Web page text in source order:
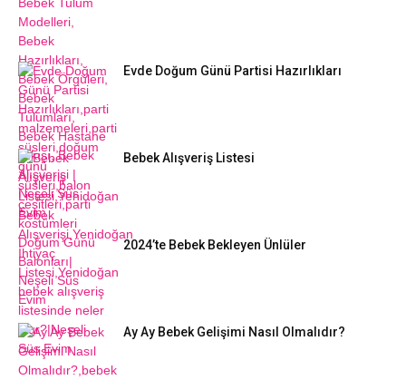
Evde Doğum Günü Partisi Hazırlıkları
Bebek Alışveriş Listesi
2024’te Bebek Bekleyen Ünlüler
Ay Ay Bebek Gelişimi Nasıl Olmalıdır?